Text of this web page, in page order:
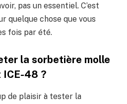
pas un essentiel. C’est
quelque chose que vous
fois par été.
la sorbetière molle
ICE-48 ?
de plaisir à tester la